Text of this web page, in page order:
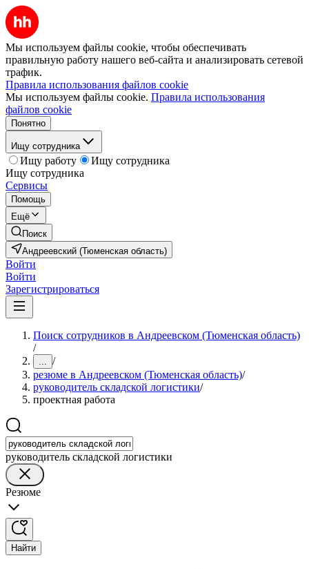
Мы используем файлы cookie, чтобы обеспечивать
правильную работу нашего веб-сайта и анализировать сетевой
трафик.
Правила использования файлов cookie
Мы используем файлы cookie. Правила использования
файлов cookie
Понятно
Ищу сотрудника
Ищу работу
Ищу сотрудника
Ищу сотрудника
Сервисы
Помощь
Ещё
Поиск
Андреевский (Тюменская область)
Войти
Войти
Зарегистрироваться
Поиск сотрудников в Андреевском (Тюменская область)
/
... /
резюме в Андреевском (Тюменская область)/
руководитель складской логистики/
проектная работа
руководитель складской логистики
Резюме
Найти